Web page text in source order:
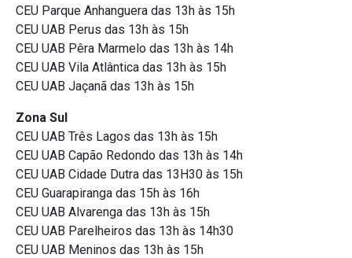
CEU Parque Anhanguera das 13h às 15h
CEU UAB Perus das 13h às 15h
CEU UAB Pêra Marmelo das 13h às 14h
CEU UAB Vila Atlântica das 13h às 15h
CEU UAB Jaçanã das 13h às 15h
Zona Sul
CEU UAB Três Lagos das 13h às 15h
CEU UAB Capão Redondo das 13h às 14h
CEU UAB Cidade Dutra das 13H30 às 15h
CEU Guarapiranga das 15h às 16h
CEU UAB Alvarenga das 13h às 15h
CEU UAB Parelheiros das 13h às 14h30
CEU UAB Meninos das 13h às 15h